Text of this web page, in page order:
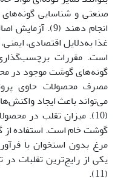
صنعتی و شناسایی
انجام دهند (9).
غذا به‌دلایل اقتصادی،
است. مقررات برچسب‌گذاری
گونه‌های گوشت موجود در
مصرف محصولات حاوی
می‌تواند باعث ایجاد
(10). میزان تقلب در
گوشت خام است. استفاده از
مرغ بدون استخوان با
یکی از رایج‌ترین تقلبات
(11).